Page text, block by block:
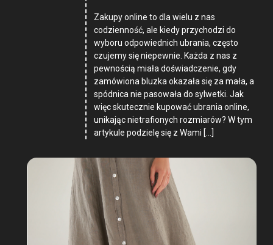
Zakupy online to dla wielu z nas
codzienność, ale kiedy przychodzi do
wyboru odpowiednich ubrania, często
czujemy się niepewnie. Każda z nas z
pewnością miała doświadczenie, gdy
zamówiona bluzka okazała się za mała, a
spódnica nie pasowała do sylwetki. Jak
więc skutecznie kupować ubrania online,
unikając nietrafionych rozmiarów? W tym
artykule podzielę się z Wami […]